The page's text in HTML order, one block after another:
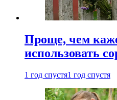
Проще, чем
использовать
1 год спустя1 год спустя